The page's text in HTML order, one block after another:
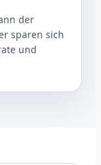
der
sparen sich
und